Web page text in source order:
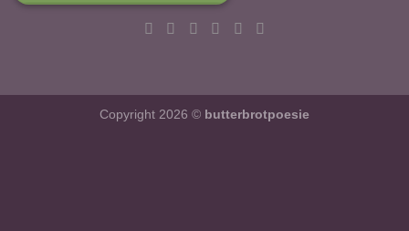
Copyright 2026 © butterbrotpoesie